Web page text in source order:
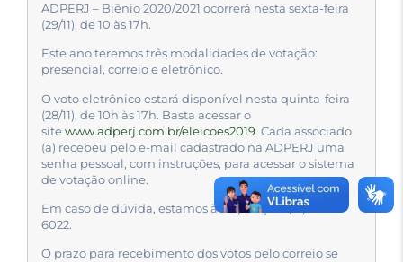
ADPERJ – Biênio 2020/2021 ocorrerá nesta sexta-feira
(29/11), de 10 às 17h.
Este ano teremos três modalidades de votação:
presencial, correio e eletrônico.
O voto eletrônico estará disponível nesta quinta-feira
(28/11), de 10h às 17h. Basta acessar o
site www.adperj.com.br/eleicoes2019. Cada associado
(a) recebeu pelo e-mail cadastrado na ADPERJ uma
senha pessoal, com instruções, para acessar o sistema
de votação online.
Em caso de dúvida, estamos à disposição: (21) 2220-
6022.
O prazo para recebimento dos votos pelo correio se